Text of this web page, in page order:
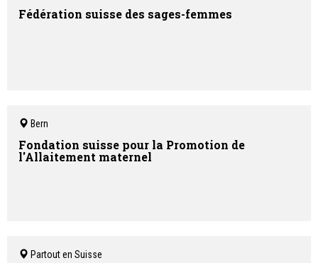
Fédération suisse des sages-femmes
Bern
Fondation suisse pour la Promotion de
l'Allaitement maternel
Partout en Suisse